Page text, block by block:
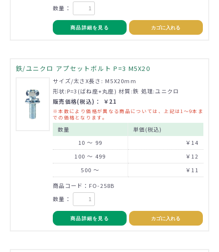
数量：
商品詳細を見る カゴに入れる
鉄/ユニクロ アプセットボルト P=3 M5X20
サイズ/太さX長さ: M5X20mm
形状:P=3(ばね座+丸座) 材質:鉄 処理:ユニクロ
販売価格(税込)： ￥21
※本数により価格が異なる商品については、上記は1～9本ま
での価格となります。
数量
単価(税込)
10 ～ 99
￥14
100 ～ 499
￥12
500 ～
￥11
商品コード：FO-258B
数量：
商品詳細を見る カゴに入れる